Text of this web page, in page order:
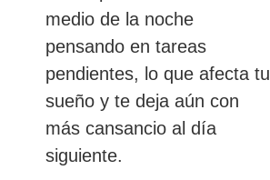
medio de la noche
pensando en tareas
pendientes, lo que afecta tu
sueño y te deja aún con
más cansancio al día
siguiente.